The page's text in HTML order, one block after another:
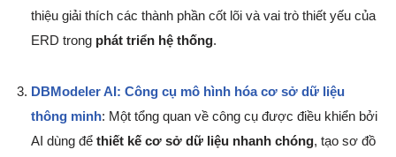
thiệu giải thích các thành phần cốt lõi và vai trò thiết yếu của
ERD trong phát triển hệ thống.
DBModeler AI: Công cụ mô hình hóa cơ sở dữ liệu
thông minh: Một tổng quan về công cụ được điều khiển bởi
AI dùng để thiết kế cơ sở dữ liệu nhanh chóng, tạo sơ đồ